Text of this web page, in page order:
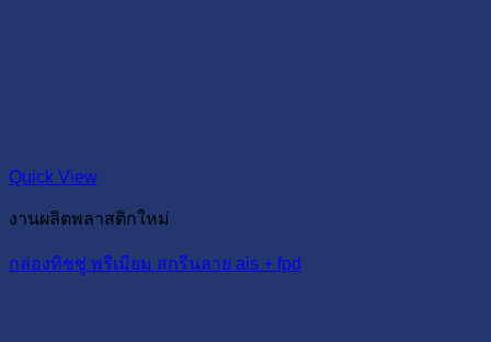
Quick View
งานผลิตพลาสติกใหม่
กล่องทิชชู่ พรีเมียม สกรีนลาย ais + fpd